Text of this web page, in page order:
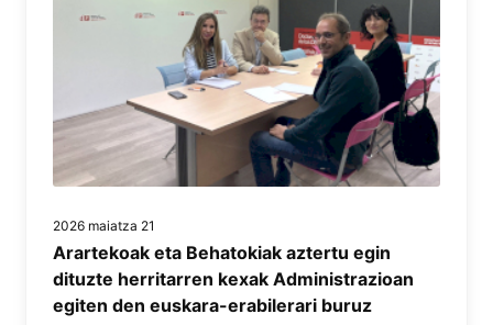
2026 maiatza 21
Arartekoak eta Behatokiak aztertu egin
dituzte herritarren kexak Administrazioan
egiten den euskara-erabilerari buruz